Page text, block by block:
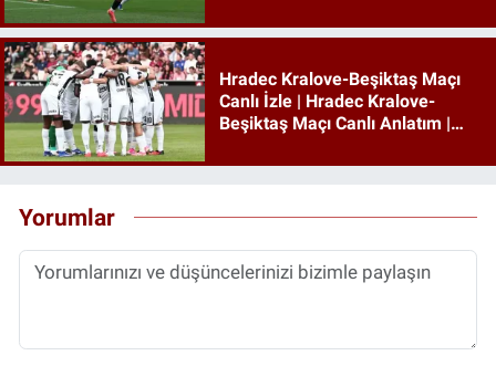
Hradec Kralove-Beşiktaş Maçı
Canlı İzle | Hradec Kralove-
Beşiktaş Maçı Canlı Anlatım |
Yorumlar